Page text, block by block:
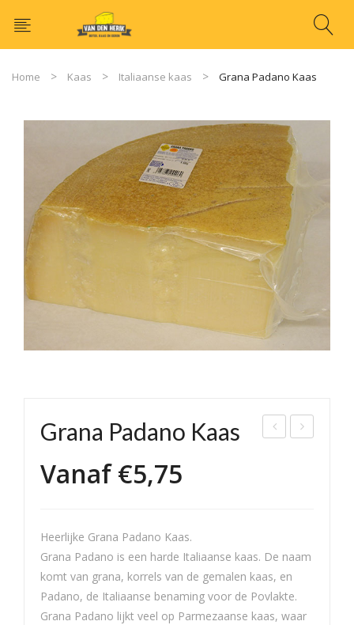
Home Kaas Italiaanse kaas Grana Padano Kaas
Jon
Bel
Grana Padano Kaas
Vanaf€5,75
Heerlijke Grana Padano Kaas.
Grana Padano is een harde Italiaanse kaas. De naam
komt van grana, korrels van de gemalen kaas, en
Padano, de Italiaanse benaming voor de Povlakte.
Grana Padano lijkt veel op Parmezaanse kaas, waar